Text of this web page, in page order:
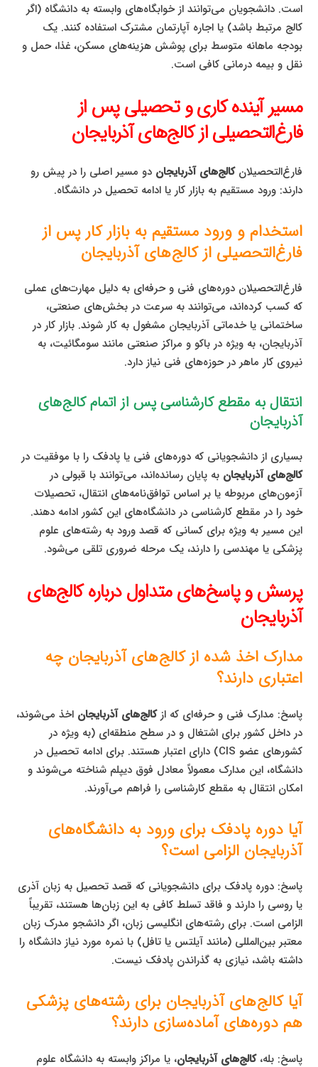
است. دانشجویان می‌توانند از خوابگاه‌های وابسته به دانشگاه (اگر
کالج مرتبط باشد) یا اجاره آپارتمان مشترک استفاده کنند. یک
بودجه ماهانه متوسط برای پوشش هزینه‌های مسکن، غذا، حمل و
نقل و بیمه درمانی کافی است.
مسیر آینده کاری و تحصیلی پس از
فارغ‌التحصیلی از کالج‌های آذربایجان
فارغ‌التحصیلانکالج‌های آذربایجان دو مسیر اصلی را در پیش رو
دارند: ورود مستقیم به بازار کار یا ادامه تحصیل در دانشگاه.
استخدام و ورود مستقیم به بازار کار پس از
فارغ‌التحصیلی از کالج‌های آذربایجان
فارغ‌التحصیلان دوره‌های فنی و حرفه‌ای به دلیل مهارت‌های عملی
که کسب کرده‌اند، می‌توانند به سرعت در بخش‌های صنعتی،
ساختمانی یا خدماتی آذربایجان مشغول به کار شوند. بازار کار در
آذربایجان، به ویژه در باکو و مراکز صنعتی مانند سومگائیت، به
نیروی کار ماهر در حوزه‌های فنی نیاز دارد.
انتقال به مقطع کارشناسی پس از اتمام کالج‌های
آذربایجان
بسیاری از دانشجویانی که دوره‌های فنی یا پادفک را با موفقیت در
کالج‌های آذربایجان به پایان رسانده‌اند، می‌توانند با قبولی در
آزمون‌های مربوطه یا بر اساس توافق‌نامه‌های انتقال، تحصیلات
خود را در مقطع کارشناسی در دانشگاه‌های این کشور ادامه دهند.
این مسیر به ویژه برای کسانی که قصد ورود به رشته‌های علوم
پزشکی یا مهندسی را دارند، یک مرحله ضروری تلقی می‌شود.
پرسش و پاسخ‌های متداول درباره کالج‌های
آذربایجان
مدارک اخذ شده از کالج‌های آذربایجان چه
اعتباری دارند؟
پاسخ: مدارک فنی و حرفه‌ای که ازکالج‌های آذربایجان اخذ می‌شوند،
در داخل کشور برای اشتغال و در سطح منطقه‌ای (به ویژه در
کشورهای عضو CIS) دارای اعتبار هستند. برای ادامه تحصیل در
دانشگاه، این مدارک معمولاً معادل فوق دیپلم شناخته می‌شوند و
امکان انتقال به مقطع کارشناسی را فراهم می‌آورند.
آیا دوره پادفک برای ورود به دانشگاه‌های
آذربایجان الزامی است؟
پاسخ: دوره پادفک برای دانشجویانی که قصد تحصیل به زبان آذری
یا روسی را دارند و فاقد تسلط کافی به این زبان‌ها هستند، تقریباً
الزامی است. برای رشته‌های انگلیسی زبان، اگر دانشجو مدرک زبان
معتبر بین‌المللی (مانند آیلتس یا تافل) با نمره مورد نیاز دانشگاه را
داشته باشد، نیازی به گذراندن پادفک نیست.
آیا کالج‌های آذربایجان برای رشته‌های پزشکی
هم دوره‌های آماده‌سازی دارند؟
پاسخ: بله،کالج‌های آذربایجان، یا مراکز وابسته به دانشگاه علوم